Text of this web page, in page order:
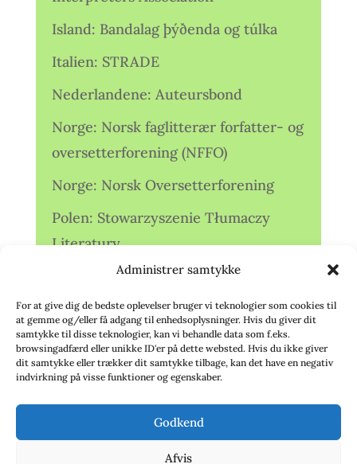
Administrer samtykke
For at give dig de bedste oplevelser bruger vi teknologier som cookies til
at gemme og/eller få adgang til enhedsoplysninger. Hvis du giver dit
samtykke til disse teknologier, kan vi behandle data som f.eks.
browsingadfærd eller unikke ID'er på dette websted. Hvis du ikke giver
dit samtykke eller trækker dit samtykke tilbage, kan det have en negativ
indvirkning på visse funktioner og egenskaber.
Godkend
Afvis
Island: Bandalag þýðenda og túlka
Italien: STRADE
Nederlandene: Auteursbond
Norge: Norsk faglitterær forfatter- og
oversetterforening (NFFO)
Norge: Norsk Oversetterforening
Polen: Stowarzyszenie Tłumaczy
Literatury
Storbritannien: Translators
Association (TA)
Sverige: Översättarsektionen (Ö.)
Sverige: Översättarcentrum (ÖC)
deutschsprachiger Übersetzer (VdÜ)